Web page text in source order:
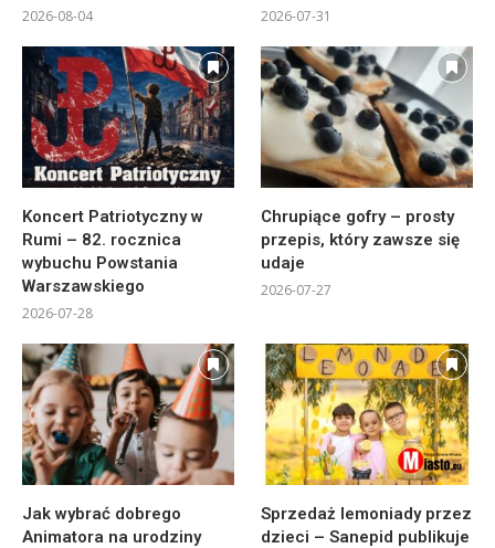
2026-08-04 2026-07-31
Koncert Patriotyczny w
Rumi – 82. rocznica
wybuchu Powstania
Warszawskiego
2026-07-28
Chrupiące gofry – prosty
przepis, który zawsze się
udaje
2026-07-27
Jak wybrać dobrego
Animatora na urodziny
Sprzedaż lemoniady przez
dzieci – Sanepid publikuje